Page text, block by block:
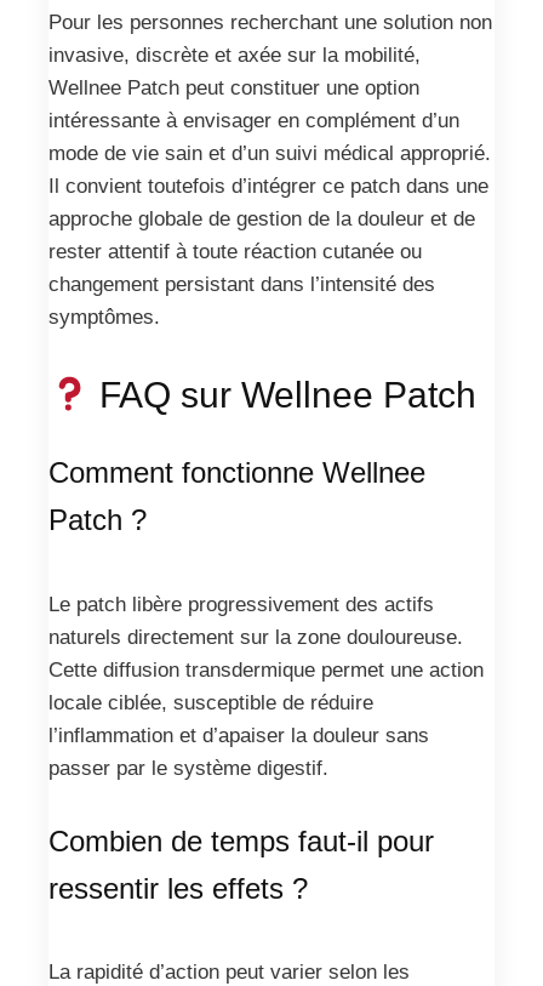
Pour les personnes recherchant une solution non
invasive, discrète et axée sur la mobilité,
Wellnee Patch peut constituer une option
intéressante à envisager en complément d’un
mode de vie sain et d’un suivi médical approprié.
Il convient toutefois d’intégrer ce patch dans une
approche globale de gestion de la douleur et de
rester attentif à toute réaction cutanée ou
changement persistant dans l’intensité des
symptômes.
FAQ sur Wellnee Patch
Comment fonctionne Wellnee
Patch ?
Le patch libère progressivement des actifs
naturels directement sur la zone douloureuse.
Cette diffusion transdermique permet une action
locale ciblée, susceptible de réduire
l’inflammation et d’apaiser la douleur sans
passer par le système digestif.
Combien de temps faut-il pour
ressentir les effets ?
La rapidité d’action peut varier selon les